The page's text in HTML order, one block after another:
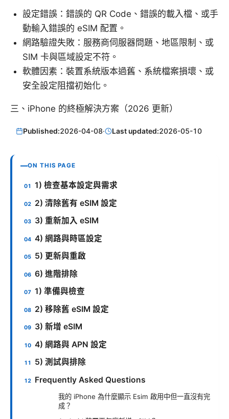
設定錯誤：錯誤的 QR Code、錯誤的載入檔、或手
動輸入錯誤的 eSIM 配置。
網路驗證失敗：服務商伺服器問題、地區限制、或
SIM 卡與區域設定不符。
軟體因素：裝置系統版本過舊、系統檔案損壞、或
安全設定阻擋初始化。
三、iPhone 的終極解決方案（2026 更新）
Published:2026-04-08· Last updated:2026-05-10
ON THIS PAGE
1) 檢查基本設定與需求
2) 清除舊有 eSIM 設定
3) 重新加入 eSIM
4) 網路與時區設定
5) 更新與重啟
6) 進階排除
1) 準備與檢查
2) 移除舊 eSIM 設定
3) 新增 eSIM
4) 網路與 APN 設定
5) 測試與排除
Frequently Asked Questions
我的 iPhone 為什麼顯示 Esim 啟用中但一直沒有完
成？